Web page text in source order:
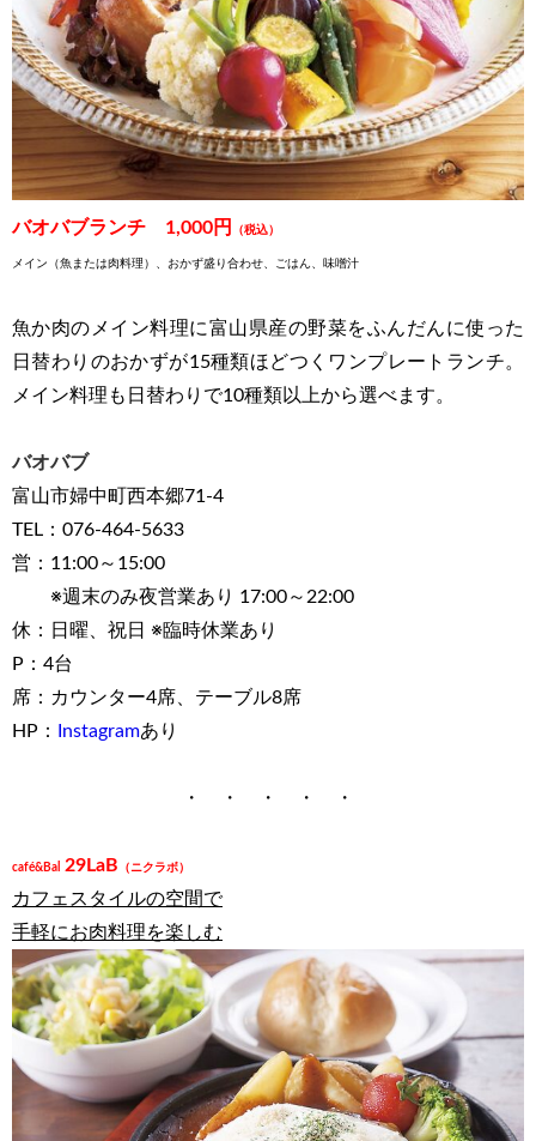
バオバブランチ 1,000円 （税込）
メイン（魚または肉料理）、おかず盛り合わせ、ごはん、味噌汁
魚か肉のメイン料理に富山県産の野菜をふんだんに使った
日替わりのおかずが15種類ほどつくワンプレートランチ。
メイン料理も日替わりで10種類以上から選べます。
バオバブ
富山市婦中町西本郷71-4
TEL：076-464-5633
営：11:00～15:00
※週末のみ夜営業あり 17:00～22:00
休：日曜、祝日 ※臨時休業あり
P：4台
席：カウンター4席、テーブル8席
HP：
Instagramあり
・ ・ ・ ・ ・
café&Bal 29LaB （ニクラボ）
カフェスタイルの空間で
手軽にお肉料理を楽しむ